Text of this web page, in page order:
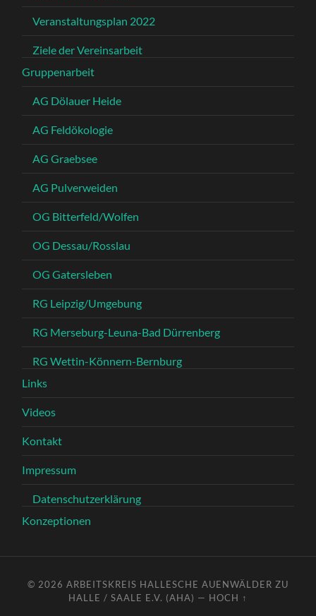
Veranstaltungsplan 2022
Ziele der Vereinsarbeit
Gruppenarbeit
AG Dölauer Heide
AG Feldökologie
AG Graebsee
AG Pulverweiden
OG Bitterfeld/Wolfen
OG Dessau/Rosslau
OG Gatersleben
RG Leipzig/Umgebung
RG Merseburg-Leuna-Bad Dürrenberg
RG Wettin-Könnern-Bernburg
Links
Videos
Kontakt
Impressum
Datenschutzerklärung
Konzeptionen
© 2026 ARBEITSKREIS HALLESCHE AUENWÄLDER ZU
HALLE / SAALE E.V. (AHA) — HOCH ↑